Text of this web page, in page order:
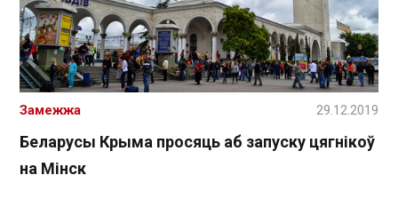
Беларусы Крыма просяць аб запуску цягнікоў
на Мінск
Замежжа 29.12.2019